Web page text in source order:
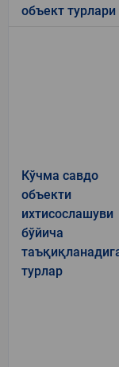
объект турлари
Кўчма савдо
объекти
ихтисослашуви
бўйича
турлар